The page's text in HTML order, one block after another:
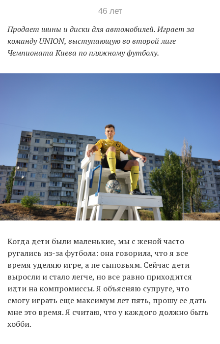
46 лет
Продает шины и диски для автомобилей. Играет за
команду UNION, выступающую во второй лиге
Чемпионата Киева по пляжному футболу.
Когда дети были маленькие, мы с женой часто
ругались из-за футбола: она говорила, что я все
время уделяю игре, а не сыновьям. Сейчас дети
выросли и стало легче, но все равно приходится
идти на компромиссы. Я объясняю супруге, что
смогу играть еще максимум лет пять, прошу ее дать
мне это время. Я считаю, что у каждого должно быть
хобби.